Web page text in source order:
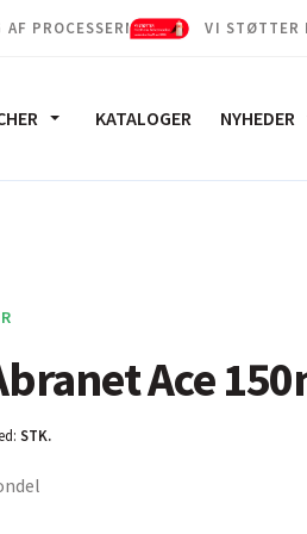
PROCESSERNE VI STØTTER
KATALOGER NYHEDER
Ace
STK.